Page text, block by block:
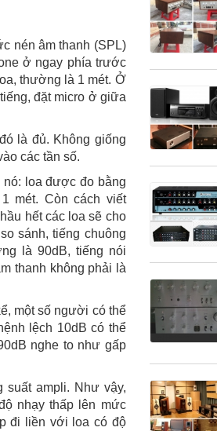
nén âm thanh (SPL)
ở ngay phía trước
thường là 1 mét. Ở
đặt micro ở giữa
là đủ. Không giống
các tần số.
nó: loa được đo bằng
mét. Còn cách viết
hết các loa sẽ cho
sánh, tiếng chuông
là 90dB, tiếng nói
thanh không phải là
một số người có thể
lệch 10dB có thể
nghe to như gấp
suất ampli. Như vậy,
nhạy thấp lên mức
đi liền với loa có độ